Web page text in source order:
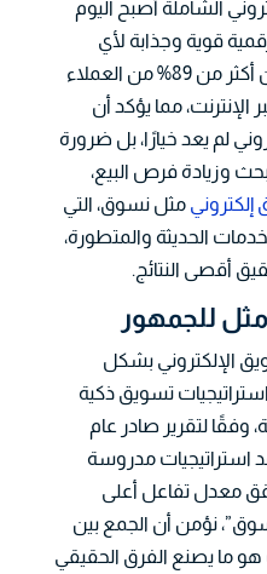
الشاملة أصبح اليوم
قوية وجذابة لأي
شركة، إذ تُظهر الإحصائيات أن أكثر من 89% من العملاء
الإنترنت، مما يؤكد أن
لم يعد خيارًا، بل ضرورة
وزيادة فرص البيع،
مثل نسوق، التي
الحديثة والمتطورة،
أقصى النتائج.
الإلكتروني بشكل
تسويق ذكية
وفقًا لتقرير صادر عام
استراتيجيات مدروسة
معدل تفاعل أعلى
“نسوق”، نؤمن أن الجمع بين
هو ما يصنع الفرق الحقيقي